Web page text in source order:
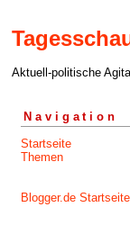
Aktuell-politische
Navigation
Startseite
Themen
Blogger.de Startseite